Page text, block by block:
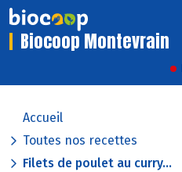
Biocoop Montevrain
Accueil
Toutes nos recettes
Filets de poulet au curry...